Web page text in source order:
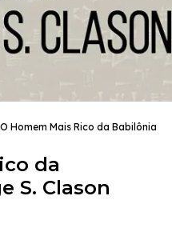
O Homem Mais Rico da Babilônia
da
S. Clason